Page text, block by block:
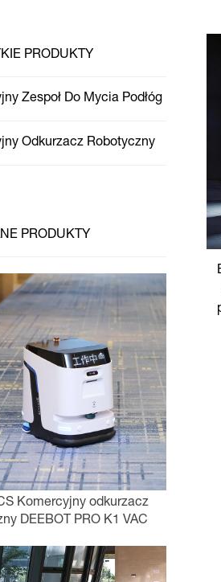
PRODUKTY
Zespoł Do Mycia Podłóg
Odkurzacz Robotyczny
PRODUKTY
Komercyjny odkurzacz
DEEBOT PRO K1 VAC